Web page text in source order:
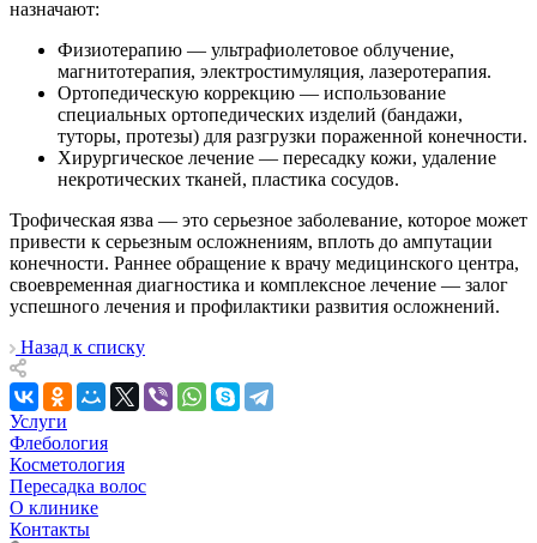
назначают:
Физиотерапию — ультрафиолетовое облучение,
магнитотерапия, электростимуляция, лазеротерапия.
Ортопедическую коррекцию — использование
специальных ортопедических изделий (бандажи,
туторы, протезы) для разгрузки пораженной конечности.
Хирургическое лечение — пересадку кожи, удаление
некротических тканей, пластика сосудов.
Трофическая язва — это серьезное заболевание, которое может
привести к серьезным осложнениям, вплоть до ампутации
конечности. Раннее обращение к врачу медицинского центра,
своевременная диагностика и комплексное лечение — залог
успешного лечения и профилактики развития осложнений.
Назад к списку
Услуги
Флебология
Косметология
Пересадка волос
О клинике
Контакты